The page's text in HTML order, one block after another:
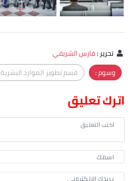
تحرير:فارس الشريفي
وسوم :
قسم تطوير الموارد البشرية
اترك تعليق